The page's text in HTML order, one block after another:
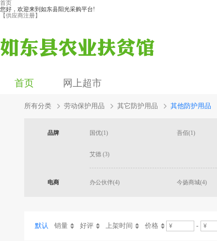
首页
您好，欢迎来到如东县阳光采购平台!
【供应商注册】
首页 网上超市
所有分类 劳动保护用品 其它防护用品 其他防护用品
品牌 国优(1) 吾佰(1)
艾德 (3)
电商 办公伙伴(4) 今扬商城(4)
默认 销量 好评 上架时间 价格 -